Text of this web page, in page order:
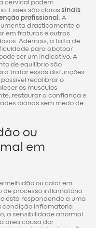
cervical podem
Esses são claros sinais
profissional
. A
drasticamente o
em fraturas e outras
Ademais, a falta de
para abotoar
ser um indicativo. A
de equilíbrio são
tratar essas disfunções.
recalibrar o
os músculos
restaurar a confiança e
diárias sem medo de
ou
em
ou calor em
de processo inflamatório.
está respondendo a uma
condição inflamatória
a sensibilidade anormal
área causa dor